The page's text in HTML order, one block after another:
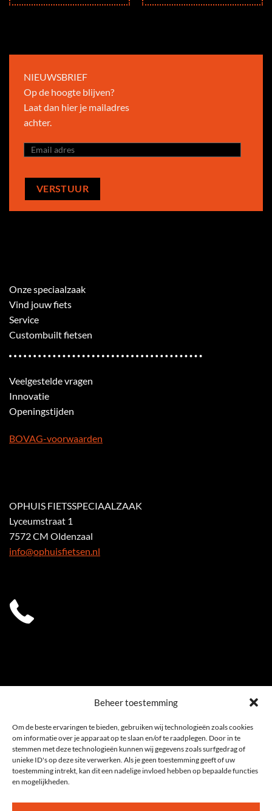
Beheer toestemming
Om de beste ervaringen te bieden, gebruiken wij technologieën zoals cookies
om informatie over je apparaat op te slaan en/of te raadplegen. Door in te
stemmen met deze technologieën kunnen wij gegevens zoals surfgedrag of
unieke ID's op deze site verwerken. Als je geen toestemming geeft of uw
toestemming intrekt, kan dit een nadelige invloed hebben op bepaalde functies
en mogelijkheden.
NIEUWSBRIEF
Op de hoogte blijven?
Laat dan hier je mailadres
achter.
Onze speciaalzaak
Vind jouw fiets
Service
Custombuilt fietsen
Veelgestelde vragen
Innovatie
Openingstijden
BOVAG-voorwaarden
OPHUIS FIETSSPECIAALZAAK
Lyceumstraat 1
7572 CM Oldenzaal
info@ophuisfietsen.nl
0541 539 353